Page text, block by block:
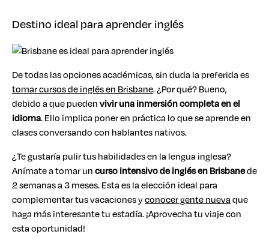
Destino ideal para aprender inglés
De todas las opciones académicas, sin duda la preferida es
tomar cursos de inglés en Brisbane. ¿Por qué? Bueno,
debido a que puedenvivir unainmersión completa en el
idioma. Ello implica poner en práctica lo que se aprende en
clases conversando con hablantes nativos.
¿Te gustaría pulir tus habilidades en la lengua inglesa?
Anímate a tomar uncurso intensivo de inglés en Brisbanede
2 semanas a 3 meses. Esta es la elección ideal para
complementar tus vacaciones yconocer gente nuevaque
haga más interesante tu estadía. ¡Aprovecha tu viaje con
esta oportunidad!